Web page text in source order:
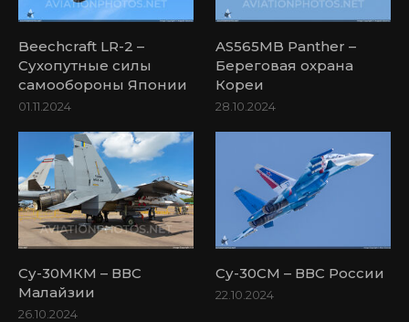
Beechcraft LR-2 –
Сухопутные силы
самообороны Японии
01.11.2024
AS565MB Panther –
Береговая охрана
Кореи
28.10.2024
Су-30МКМ – ВВС
Малайзии
26.10.2024
Су-30СМ – ВВС России
22.10.2024